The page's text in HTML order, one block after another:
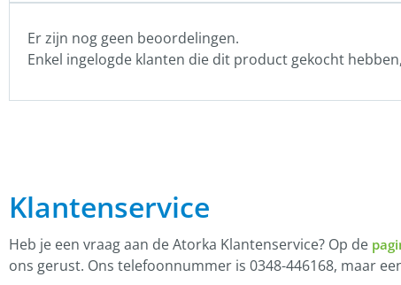
Er zijn nog geen beoordelingen.
Enkel ingelogde klanten die dit product gekocht
Klantenservice
Heb je een vraag aan de Atorka Klantenservice? Op de
ons gerust. Ons telefoonnummer is 0348-446168, maar